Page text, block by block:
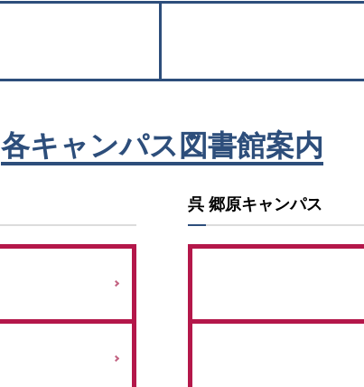
各キャンパス図書館案内
呉 郷原キャンパス